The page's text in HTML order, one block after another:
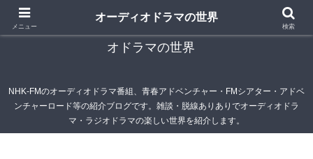
青春アドベンチャー雑記帳～オーディオドラマ・ラジ
オドラマの世界
NHK-FMのオーディオドラマ番組、青春アドベンチャー・FMシアター・アドベ
ンチャーロード等の紹介ブログです。雑談・脱線ありありでオーディオドラ
マ・ラジオドラマの楽しい世界を紹介します。
メニュー
オーディオドラマの世界
検索